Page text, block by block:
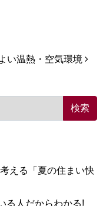
い温熱・空気環境
える「夏の住まい快
る人だからわかる!